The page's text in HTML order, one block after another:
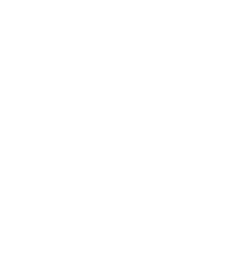
области на сайте